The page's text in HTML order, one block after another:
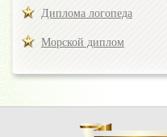
Диплома логопеда
Морской диплом